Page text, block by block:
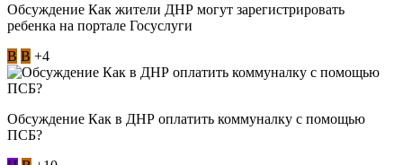
Обсуждение Как жители ДНР могут зарегистрировать
ребенка на портале Госуслуги
В В +4
Обсуждение Как в ДНР оплатить коммуналку с помощью
ПСБ?